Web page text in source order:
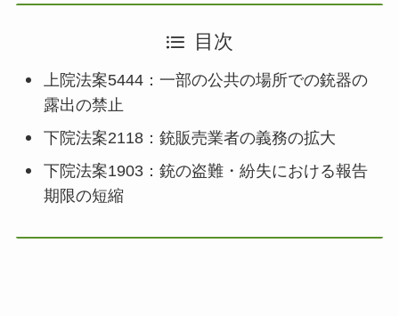
目次
上院法案5444：一部の公共の場所での銃器の
露出の禁止
下院法案2118：銃販売業者の義務の拡大
下院法案1903：銃の盗難・紛失における報告
期限の短縮